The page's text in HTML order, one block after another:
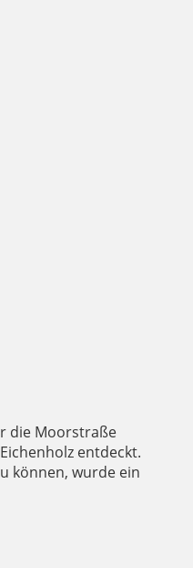
die Moorstraße
entdeckt.
können, wurde ein